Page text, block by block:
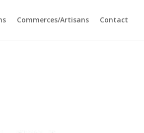
Commerces/Artisans Contact